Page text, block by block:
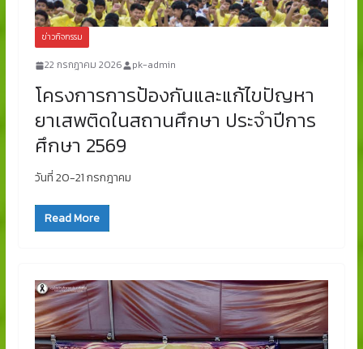
ข่าวกิจกรรม
22 กรกฎาคม 2026 pk-admin
โครงการการป้องกันและแก้ไขปัญหา
ยาเสพติดในสถานศึกษา ประจำปีการ
ศึกษา 2569
วันที่ 20-21 กรกฎาคม
Read More